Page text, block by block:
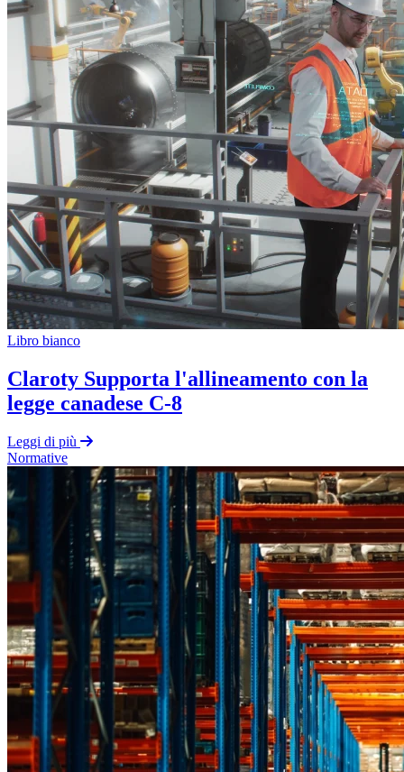
Libro bianco
Claroty Supporta l'allineamento con la
legge canadese C-8
Leggi di più
Normative